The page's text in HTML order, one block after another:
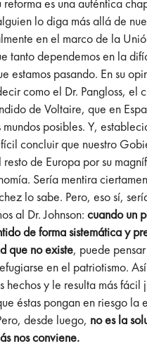
lo diga más allá de
en el marco de la
tanto dependemos en la
estamos pasando. En su
como el Dr. Pangloss, el
de Voltaire, que en
posibles. Y,
concluir que nuestro
de Europa por su
Sería mentira
lo sabe. Pero, eso sí,
al Dr. Johnson:cuando un
de forma sistemática y
que no existe, puede
en el patriotismo.
hechos y le resulta más fácil
éstas pongan en riesgo la
desde luego, no es la
nos conviene.